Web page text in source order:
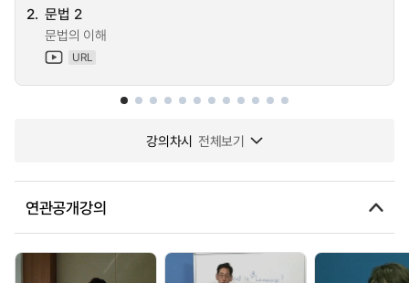
2. 문법 2
문법의 이해
URL
강의차시 전체보기
연관공개강의